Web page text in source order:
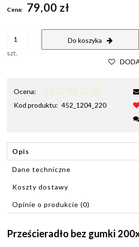
Cena: 79,00 zł
szt.
Do koszyka
Ocena:
Kod produktu: 452_1204_220
Opis
Dane techniczne
Koszty dostawy
Cena nie zawiera ewentualnych
Opinie o produkcie (0)
Prześcieradło bez gumki